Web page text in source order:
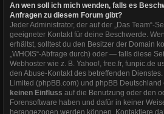
An wen soll ich mich wenden, falls es
Anfragen zu diesem Forum gibt?
Jeder Administrator, der auf der „Das Team“-
geeigneter Kontakt für deine Beschwerde.
erhältst, solltest du den Besitzer der Domain
„WHOIS“-Abfrage durch) oder — falls diese
Webhoster wie z. B. Yahoo!, free.fr, funpic.de
den Abuse-Kontakt des betreffenden
Limited (phpBB.com) und phpBB Deutschland
keinen Einfluss auf die Benutzung oder den
Forensoftware haben und dafür in keiner
herangezogen werden können. Kontaktiere